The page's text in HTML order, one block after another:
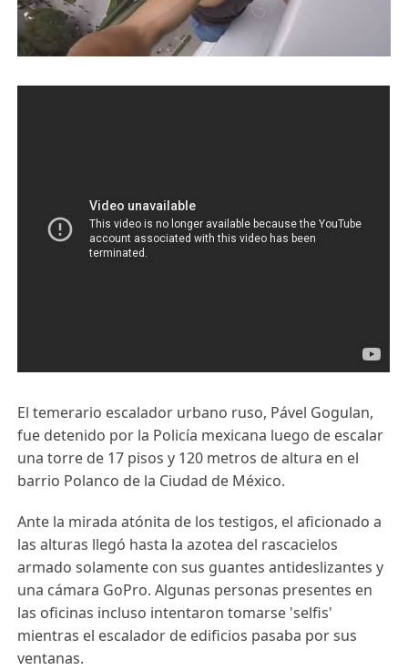
El temerario escalador urbano ruso, Pável Gogulan,
fue detenido por la Policía mexicana luego de escalar
una torre de 17 pisos y 120 metros de altura en el
barrio Polanco de la Ciudad de México.
Ante la mirada atónita de los testigos, el aficionado a
las alturas llegó hasta la azotea del rascacielos
armado solamente con sus guantes antideslizantes y
una cámara GoPro. Algunas personas presentes en
las oficinas incluso intentaron tomarse 'selfis'
mientras el escalador de edificios pasaba por sus
ventanas.